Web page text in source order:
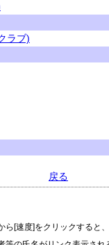
ラブ)
戻る
ら[速度]をクリックすると